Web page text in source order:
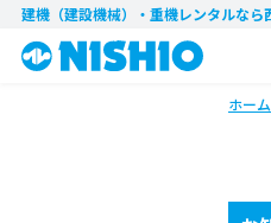
建機（建設機械）・重機レンタルなら
ホーム